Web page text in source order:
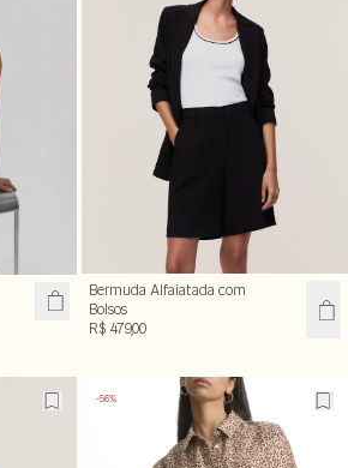
Bermuda Alfaiatada com
Bolsos
R$ 479,00
-56%